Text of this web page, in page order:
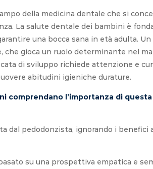
della medicina dentale che si
La salute dentale dei bambini è
una bocca sana in età adulta.
che gioca un ruolo determinante nel
di sviluppo richiede attenzione e
abitudini igieniche durature.
comprendano l’importanza di
dal pedodonzista, ignorando i benefici
su una prospettiva empatica e